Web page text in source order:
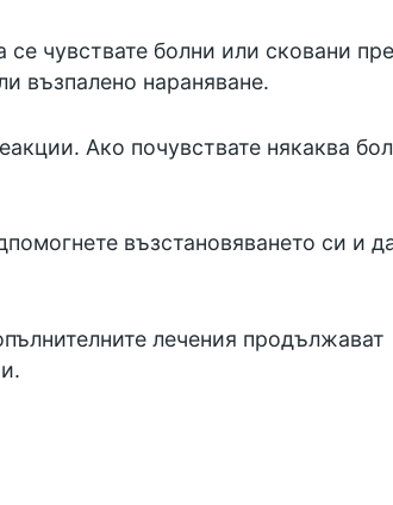
чувствате болни или сковани
възпалено нараняване.
Ако почувствате някаква
възстановяването си и
лечения продължават